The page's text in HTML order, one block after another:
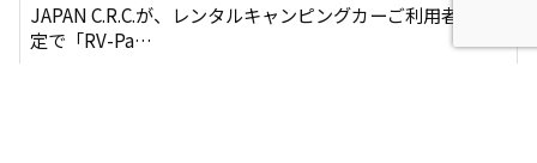
JAPAN C.R.C.が、レンタルキャンピングカーご利用者様限
定で「RV-Pa…